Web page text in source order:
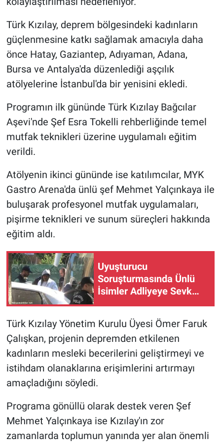
Türk Kızılay, deprem bölgesindeki kadınların
güçlenmesine katkı sağlamak amacıyla daha
önce Hatay, Gaziantep, Adıyaman, Adana,
Bursa ve Antalya'da düzenlediği aşçılık
atölyelerine İstanbul'da bir yenisini ekledi.
Programın ilk gününde Türk Kızılay Bağcılar
Aşevi'nde Şef Esra Tokelli rehberliğinde temel
mutfak teknikleri üzerine uygulamalı eğitim
verildi.
Atölyenin ikinci gününde ise katılımcılar, MYK
Gastro Arena'da ünlü şef Mehmet Yalçınkaya ile
buluşarak profesyonel mutfak uygulamaları,
pişirme teknikleri ve sunum süreçleri hakkında
eğitim aldı.
Uyuşturucu
Soruşturmasında Ünlü
İsimler Adliyeye Sevk
Türk Kızılay Yönetim Kurulu Üyesi Ömer Faruk
Çalışkan, projenin depremden etkilenen
kadınların mesleki becerilerini geliştirmeyi ve
istihdam olanaklarına erişimlerini artırmayı
amaçladığını söyledi.
Programa gönüllü olarak destek veren Şef
Mehmet Yalçınkaya ise Kızılay'ın zor
zamanlarda toplumun yanında yer alan önemli